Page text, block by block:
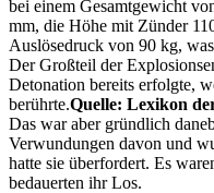
bei einem Gesamtgewicht
mm, die Höhe mit Zünder
Auslösedruck von 90 kg,
Der Großteil der
Detonation bereits erfolgte,
berührte.Quelle: Lexikon
Das war aber gründlich
Verwundungen davon und
hatte sie überfordert. Es
bedauerten ihr Los.